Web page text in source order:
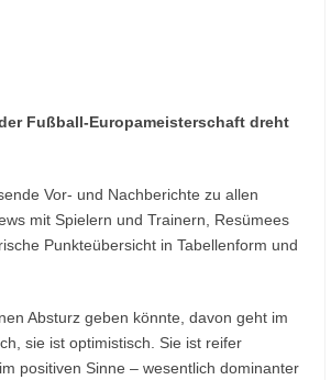
Fußball-Europameisterschaft dreht
Vor- und Nachberichte zu allen
mit Spielern und Trainern, Resümees
Punkteübersicht in Tabellenform und
Absturz geben könnte, davon geht im
sie ist optimistisch. Sie ist reifer
positiven Sinne – wesentlich dominanter